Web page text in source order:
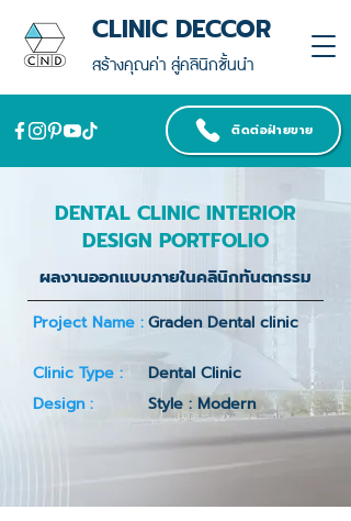
สร้างคุณค่า สู่คลินิกชั้นนำ
CLINIC DECCOR
ติดต่อฝ่ายขาย
DENTAL CLINIC INTERIOR
DESIGN PORTFOLIO
ผลงานออกแบบภายในคลินิกทันตกรรม
Project Name :Graden Dental clinic
Clinic Type :
Dental Clinic
Design :
Style : Modern